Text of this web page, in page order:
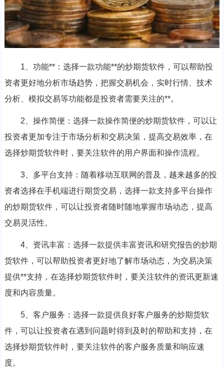
1、功能**：选择一款功能**的炒期货软件，可以帮助投
资者更好地分析市场趋势，把握交易机会，实时行情、技术
分析、模拟交易等功能都是投资者需要关注的**。
2、操作简便：选择一款操作简便的炒期货软件，可以让
投资者更加专注于市场分析和交易决策，提高交易效率，在
选择炒期货软件时，要关注软件的用户界面和操作流程。
3、多平台支持：随着移动互联网的普及，越来越多的投
资者选择在手机端进行期货交易，选择一款支持多平台操作
的炒期货软件，可以让投资者随时随地掌握市场动态，提高
交易灵活性。
4、资讯丰富：选择一款提供丰富资讯和研究报告的炒期
货软件，可以帮助投资者更好地了解市场动态，为交易决策
提供**支持，在选择炒期货软件时，要关注软件的资讯更新速
度和内容质量。
5、客户服务：选择一款提供良好客户服务的炒期货软
件，可以让投资者在遇到问题时得到及时的帮助和支持，在
选择炒期货软件时，要关注软件的客户服务质量和响应速
度。